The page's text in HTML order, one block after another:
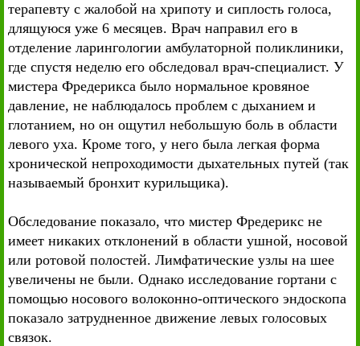
терапевту с жалобой на хрипоту и сиплость голоса,
длящуюся уже 6 месяцев. Врач направил его в
отделение ларингологии амбулаторной поликлиники,
где спустя неделю его обследовал врач-специалист. У
мистера Фредерикса было нормальное кровяное
давление, не наблюдалось проблем с дыханием и
глотанием, но он ощутил небольшую боль в области
левого уха. Кроме того, у него была легкая форма
хронической непроходимости дыхательных путей (так
называемый бронхит курильщика).
Обследование показало, что мистер Фредерикс не
имеет никаких отклонений в области ушной, носовой
или ротовой полостей. Лимфатические узлы на шее
увеличены не были. Однако исследование гортани с
помощью носового волоконно-оптического эндоскопа
показало затрудненное движение левых голосовых
связок.